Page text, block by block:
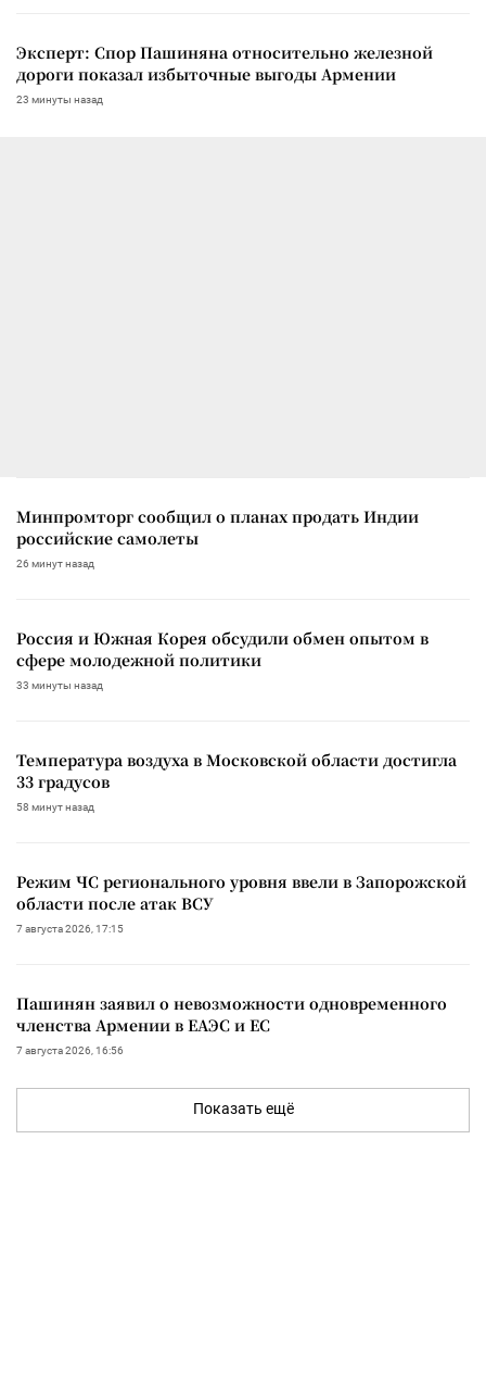
Эксперт: Спор Пашиняна относительно железной
дороги показал избыточные выгоды Армении
23 минуты назад
Минпромторг сообщил о планах продать Индии
российские самолеты
26 минут назад
Россия и Южная Корея обсудили обмен опытом в
сфере молодежной политики
33 минуты назад
Температура воздуха в Московской области достигла
33 градусов
58 минут назад
Режим ЧС регионального уровня ввели в Запорожской
области после атак ВСУ
7 августа 2026, 17:15
Пашинян заявил о невозможности одновременного
членства Армении в ЕАЭС и ЕС
7 августа 2026, 16:56
Показать ещё